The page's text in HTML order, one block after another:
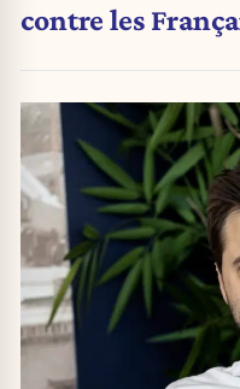
contre les